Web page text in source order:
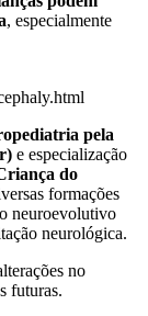
, especialmente
pela
e especialização
do
formações
neuroevolutivo
neurológica.
no
futuras.